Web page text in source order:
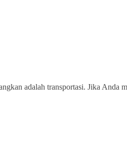
adalah transportasi. Jika Anda